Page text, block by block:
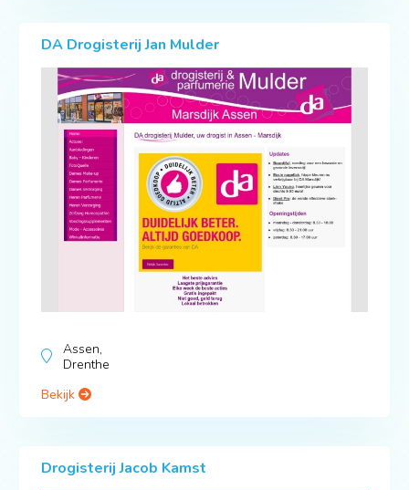
DA Drogisterij Jan Mulder
Assen,
Drenthe
Bekijk
Drogisterij Jacob Kamst